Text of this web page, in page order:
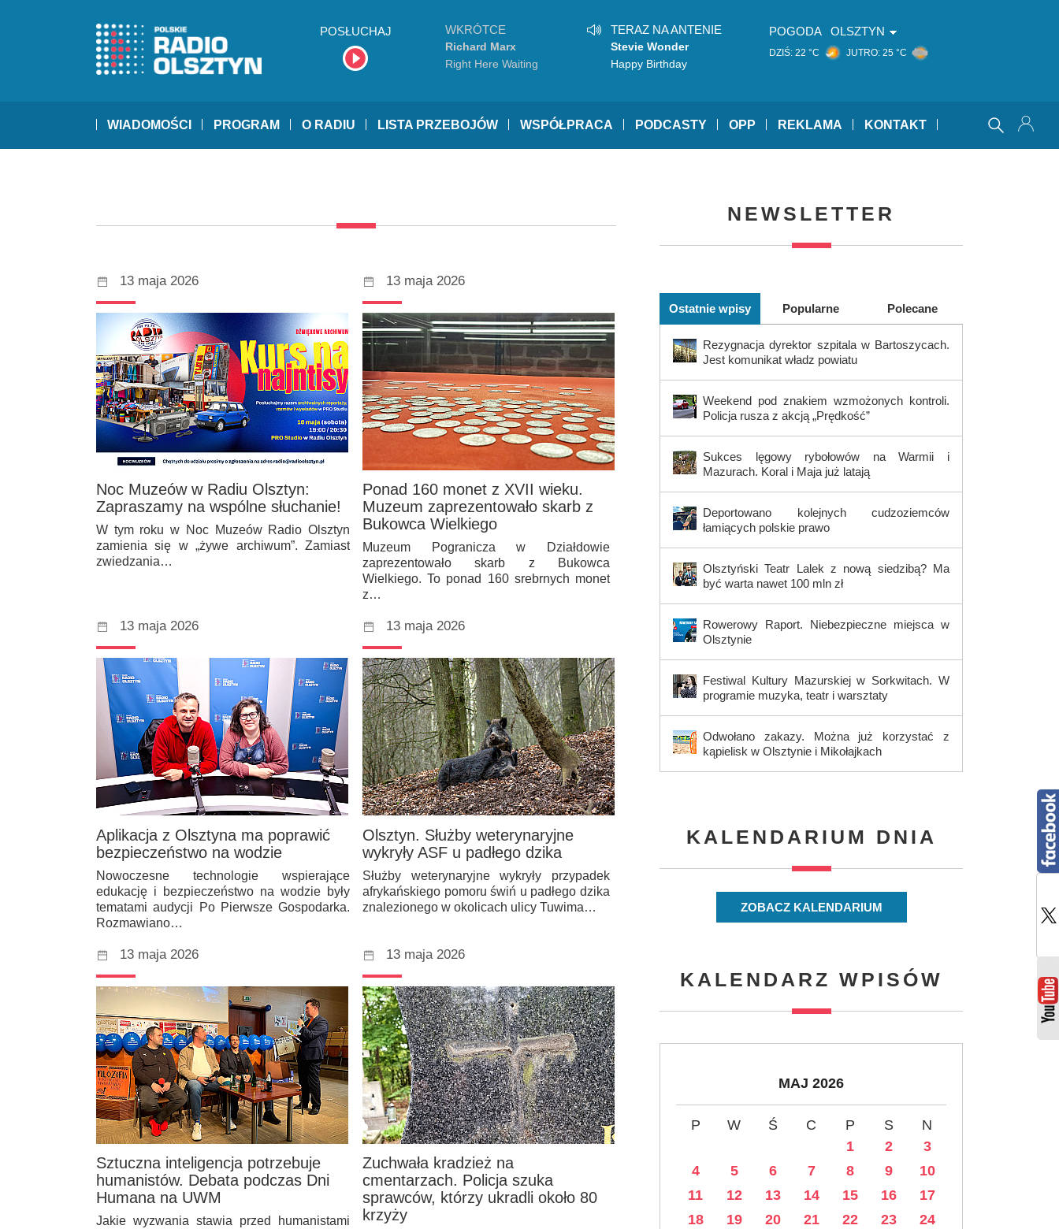
POSŁUCHAJ WKRÓTCE
Richard Marx
Right Here Waiting
TERAZ NA ANTENIE
Stevie Wonder
Happy Birthday
POGODA OLSZTYN
DZIŚ: 22 °C JUTRO: 25 °C
WIADOMOŚCI PROGRAM O RADIU LISTA PRZEBOJÓW WSPÓŁPRACA PODCASTY OPP REKLAMA KONTAKT
13 maja 2026
Noc Muzeów w Radiu Olsztyn:
Zapraszamy na wspólne słuchanie!
W tym roku w Noc Muzeów Radio Olsztyn
zamienia się w „żywe archiwum”. Zamiast
zwiedzania…
13 maja 2026
Ponad 160 monet z XVII wieku.
Muzeum zaprezentowało skarb z
Bukowca Wielkiego
Muzeum Pogranicza w Działdowie
zaprezentowało skarb z Bukowca
Wielkiego. To ponad 160 srebrnych monet
z…
13 maja 2026
Aplikacja z Olsztyna ma poprawić
bezpieczeństwo na wodzie
Nowoczesne technologie wspierające
edukację i bezpieczeństwo na wodzie były
tematami audycji Po Pierwsze Gospodarka.
Rozmawiano…
13 maja 2026
Olsztyn. Służby weterynaryjne
wykryły ASF u padłego dzika
Służby weterynaryjne wykryły przypadek
afrykańskiego pomoru świń u padłego dzika
znalezionego w okolicach ulicy Tuwima…
13 maja 2026
Sztuczna inteligencja potrzebuje
humanistów. Debata podczas Dni
Humana na UWM
Jakie wyzwania stawia przed humanistami
13 maja 2026
Zuchwała kradzież na
cmentarzach. Policja szuka
sprawców, którzy ukradli około 80
krzyży
NEWSLETTER
Ostatnie wpisy Popularne Polecane
Rezygnacja dyrektor szpitala w Bartoszycach.
Jest komunikat władz powiatu
Weekend pod znakiem wzmożonych kontroli.
Policja rusza z akcją „Prędkość”
Sukces lęgowy rybołowów na Warmii i
Mazurach. Koral i Maja już latają
Deportowano kolejnych cudzoziemców
łamiących polskie prawo
Olsztyński Teatr Lalek z nową siedzibą? Ma
być warta nawet 100 mln zł
Rowerowy Raport. Niebezpieczne miejsca w
Olsztynie
Festiwal Kultury Mazurskiej w Sorkwitach. W
programie muzyka, teatr i warsztaty
Odwołano zakazy. Można już korzystać z
kąpielisk w Olsztynie i Mikołajkach
KALENDARIUM DNIA
ZOBACZ KALENDARIUM
KALENDARZ WPISÓW
MAJ 2026
P W Ś C P S
N
1
2
3
4
5 6 7 8 9
10
11
12 13 14 15 16
17
18
19 20 21 22 23
24